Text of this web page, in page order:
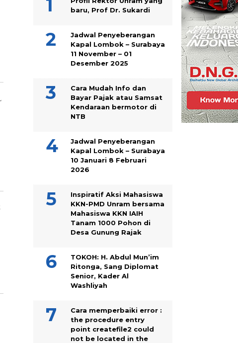
baru, Prof Dr. Sukardi
Jadwal Penyeberangan
Kapal Lombok – Surabaya
11 November – 01
Desember 2025
Cara Mudah Info dan
Bayar Pajak atau Samsat
Kendaraan bermotor di
NTB
Jadwal Penyeberangan
Kapal Lombok – Surabaya
10 Januari 8 Februari
2026
Inspiratif Aksi Mahasiswa
KKN-PMD Unram bersama
Mahasiswa KKN IAIH
Tanam 1000 Pohon di
Desa Gunung Rajak
TOKOH: H. Abdul Mun’im
Ritonga, Sang Diplomat
Senior, Kader Al
Washliyah
Cara memperbaiki error :
the procedure entry
point createfile2 could
not be located in the